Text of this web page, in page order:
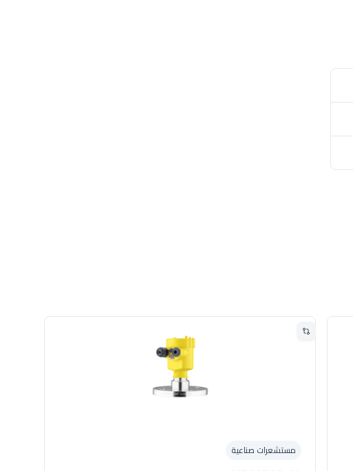
مستشعرات صناعية